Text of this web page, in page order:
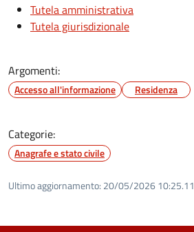
Tutela amministrativa
Tutela giurisdizionale
Argomenti:
Accesso all'informazione Residenza
Categorie:
Anagrafe e stato civile
Ultimo aggiornamento: 20/05/2026 10:25.11